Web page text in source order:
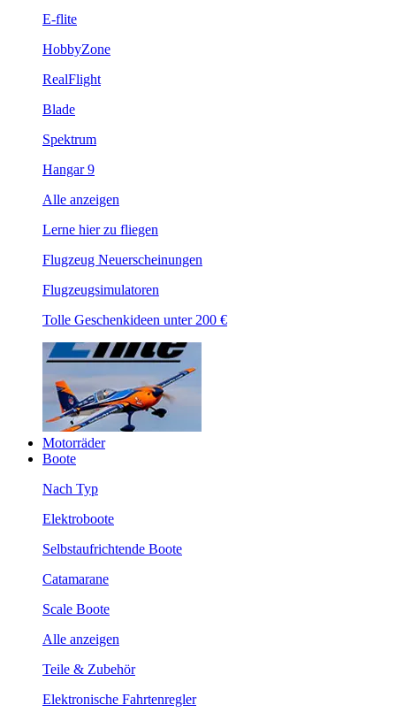
E-flite
HobbyZone
RealFlight
Blade
Spektrum
Hangar 9
Alle anzeigen
Lerne hier zu fliegen
Flugzeug Neuerscheinungen
Flugzeugsimulatoren
Tolle Geschenkideen unter 200 €
Motorräder
Boote
Nach Typ
Elektroboote
Selbstaufrichtende Boote
Catamarane
Scale Boote
Alle anzeigen
Teile & Zubehör
Elektronische Fahrtenregler